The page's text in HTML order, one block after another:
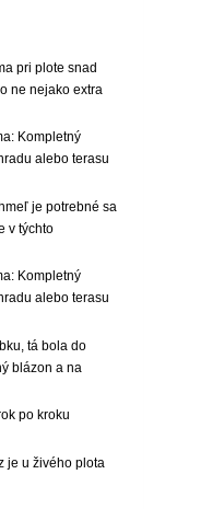
pri plote snad
ne nejako extra
Kompletný
alebo terasu
je potrebné sa
v týchto
Kompletný
alebo terasu
tá bola do
blázon a na
po kroku
je u živého plota